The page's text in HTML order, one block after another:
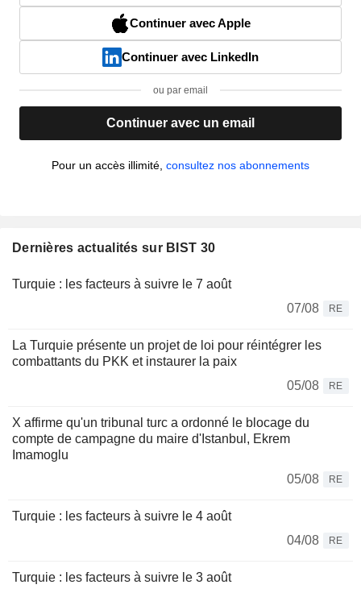
Continuer avec Apple
Continuer avec LinkedIn
ou par email
Continuer avec un email
Pour un accès illimité, consultez nos abonnements
Dernières actualités sur BIST 30
Turquie : les facteurs à suivre le 7 août
07/08
RE
La Turquie présente un projet de loi pour réintégrer les
combattants du PKK et instaurer la paix
05/08
RE
X affirme qu'un tribunal turc a ordonné le blocage du
compte de campagne du maire d'Istanbul, Ekrem
Imamoglu
05/08
RE
Turquie : les facteurs à suivre le 4 août
04/08
RE
Turquie : les facteurs à suivre le 3 août